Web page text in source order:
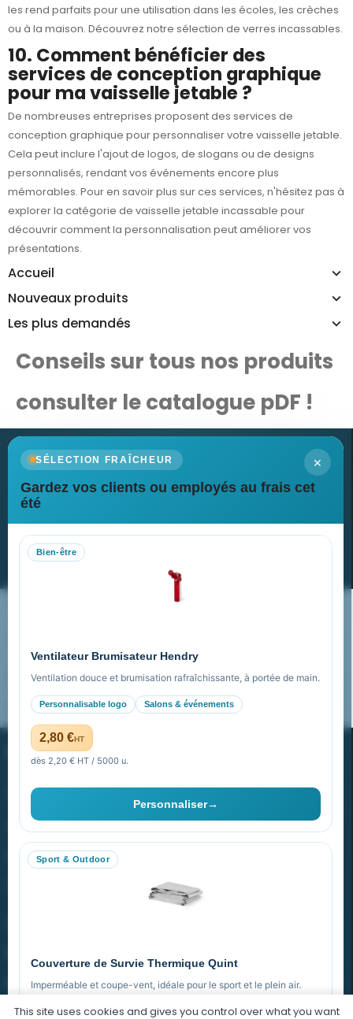
Accueil
Nouveaux produits
Les plus demandés
Conseils sur tous nos produits
consulter le catalogue pDF !
les rend parfaits pour une utilisation dans les écoles, les crèches
ou à la maison. Découvrez notre sélection de verres incassables.
10. Comment bénéficier des
services de conception graphique
pour ma vaisselle jetable ?
De nombreuses entreprises proposent des services de
conception graphique pour personnaliser votre vaisselle jetable.
Cela peut inclure l'ajout de logos, de slogans ou de designs
personnalisés, rendant vos événements encore plus
mémorables. Pour en savoir plus sur ces services, n'hésitez pas à
explorer la catégorie de vaisselle jetable incassable pour
découvrir comment la personnalisation peut améliorer vos
présentations.
×
SÉLECTION FRAÎCHEUR
Gardez vos clients ou employés au frais cet
été
Bien-être
Ventilateur Brumisateur Hendry
Ventilation douce et brumisation rafraîchissante, à portée de main.
Personnalisable logo Salons & événements
2,80 €HT
dès 2,20 € HT / 5000 u.
Personnaliser→
Sport & Outdoor
Couverture de Survie Thermique Quint
Imperméable et coupe-vent, idéale pour le sport et le plein air.
PET argenté Économique
Newsletter
Recevez nos dernières nouvelles et nos offres spéciales
Nos expertises & accompagnement global
FAQ sur Promenoch Goodies Pub France
Pourquoi ça a marché à 100% pour moi ?
PROMENOCH GOODIES
Goodies Pubfrance est édité par Promenoch
40 rue Madeleine Michelis
92 200 Neuilly
equipe@promenoch-goodies.com
NOTRE SOCIÉTÉ
This site uses cookies and gives you control over what you want